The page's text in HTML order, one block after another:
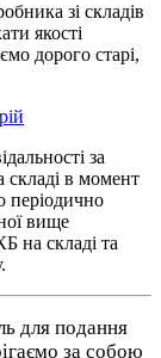
зі складів
якості
дорого старі,
за
складі в момент
періодично
вище
на складі та
для подання
за собою